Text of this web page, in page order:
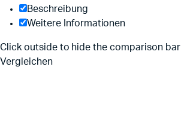
Beschreibung
Weitere Informationen
Click outside to hide the comparison bar
Vergleichen